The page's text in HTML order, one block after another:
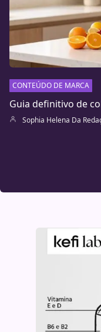
CONTEÚDO DE MARCA
Guia definitivo de
Sophia Helena Da